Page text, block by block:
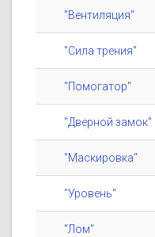
"Вентиляция"
"Сила трения"
"Помогатор"
"Дверной замок"
"Маскировка"
"Уровень"
"Лом"